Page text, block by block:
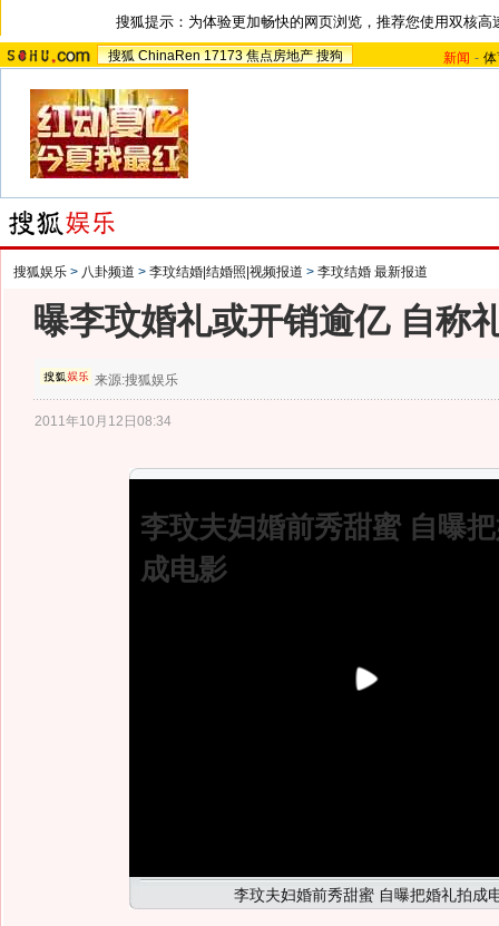
搜狐提示：为体验更加畅快的网页浏览，推荐您使用双核高
搜狐 ChinaRen 17173 焦点房地产 搜狗 新闻 -
搜狐娱乐 > 八卦频道 > 李玟结婚|结婚照|视频报道 > 李玟结婚 最新报道
曝李玟婚礼或开销逾亿 自称
来源:搜狐娱乐
2011年10月12日08:34
李玟夫妇婚前秀甜蜜 自曝
成电影
李玟夫妇婚前秀甜蜜 自曝把婚礼拍成